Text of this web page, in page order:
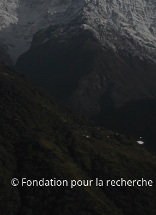
© Fondation pour la recherche